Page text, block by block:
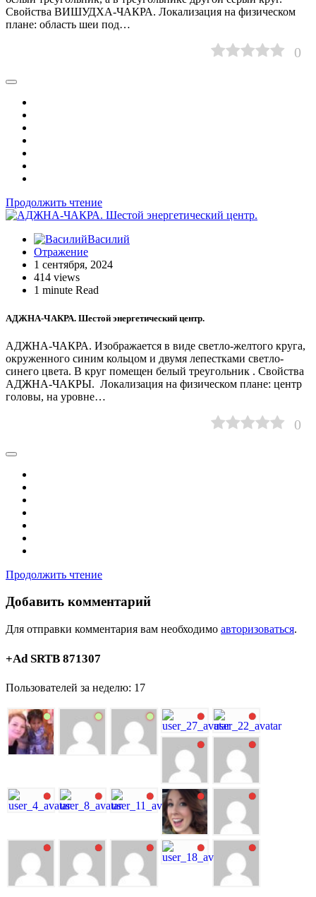
Свойства ВИШУДХА-ЧАКРА. Локализация на физическом
плане: область шеи под…
0
Продолжить чтение
Василий
Отражение
1 сентября, 2024
414 views
1 minute Read
АДЖНА-ЧАКРА. Шестой энергетический центр.
АДЖНА-ЧАКРА. Изображается в виде светло-желтого круга,
окруженного синим кольцом и двумя лепестками светло-
синего цвета. В круг помещен белый треугольник . Свойства
АДЖНА-ЧАКРЫ. Локализация на физическом плане: центр
головы, на уровне…
0
Продолжить чтение
Добавить комментарий
Для отправки комментария вам необходимо авторизоваться.
+Ad SRTB 871307
Пользователей за неделю: 17